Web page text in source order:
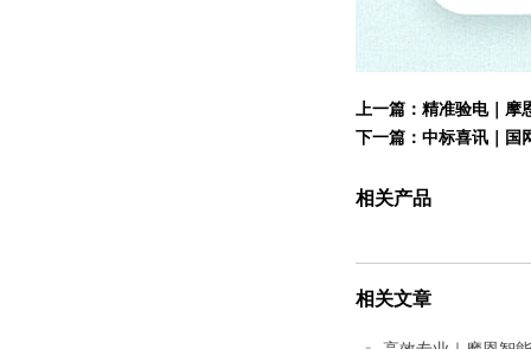
上一篇： 精准验电｜摩
下一篇： 中标喜讯｜国
相关产品
相关文章